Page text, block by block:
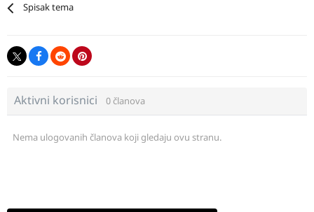
Spisak tema
Aktivni korisnici 0 članova
Nema ulogovanih članova koji gledaju ovu stranu.